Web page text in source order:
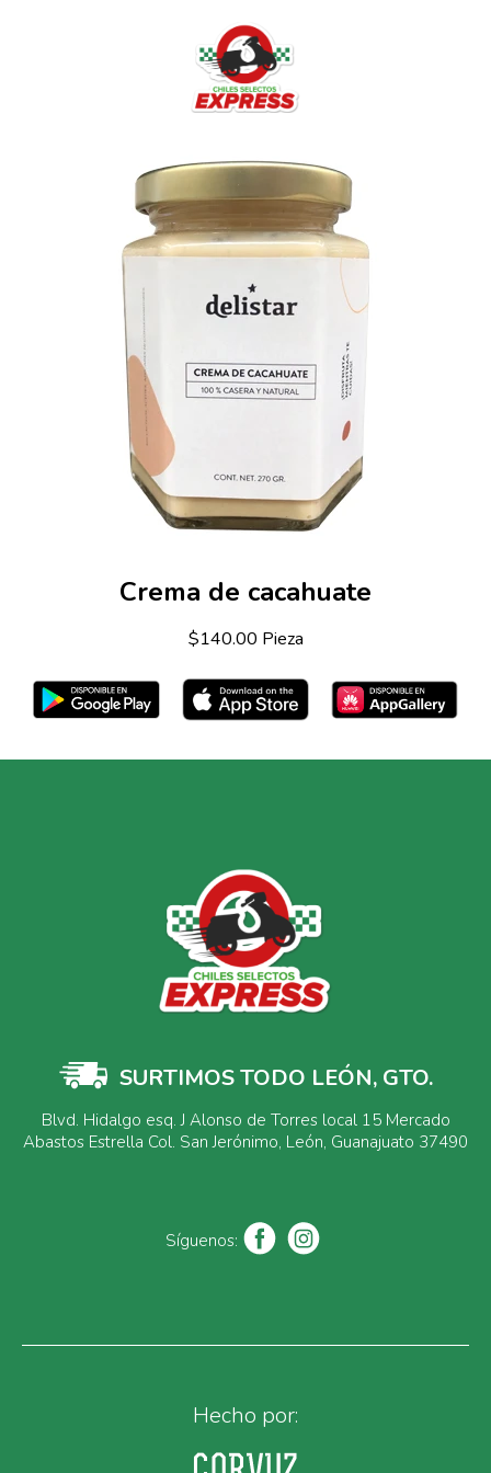
Crema de cacahuate
$140.00 Pieza
SURTIMOS TODO LEÓN, GTO.
Blvd. Hidalgo esq. J Alonso de Torres local 15 Mercado
Abastos Estrella Col. San Jerónimo, León, Guanajuato 37490
Síguenos:
Hecho por: